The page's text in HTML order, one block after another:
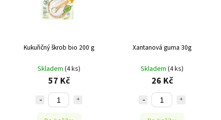
Kukuřičný škrob bio 200 g
Skladem (4 ks)
57 Kč
Xantanová guma 30g
Skladem (4 ks)
26 Kč